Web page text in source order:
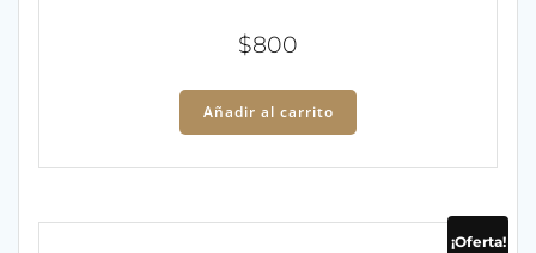
$800
Añadir al carrito
¡Oferta!